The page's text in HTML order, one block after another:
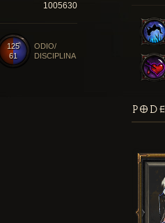
1005630
125
61
ODIO/
DISCIPLINA